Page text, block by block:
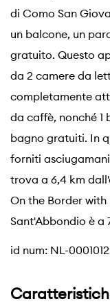
di Como San
un balcone, un
gratuito. Questo
da 2 camere da
completamente
da caffè, nonché
bagno gratuiti. In
forniti
trova a 6,4 km
On the Border
Sant'Abbondio è a
id num: NL-